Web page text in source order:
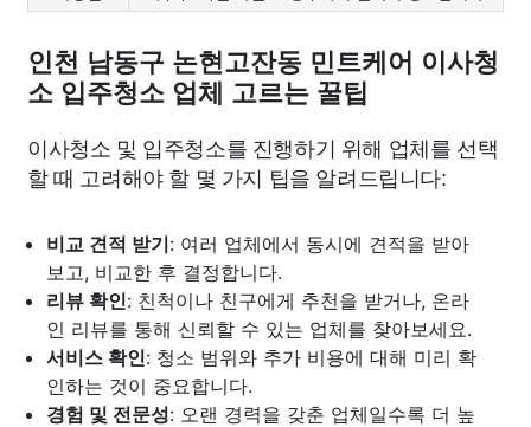
인천 남동구 논현고잔동 민트케어 이사청
소 입주청소 업체 고르는 꿀팁
이사청소 및 입주청소를 진행하기 위해 업체를 선택
할 때 고려해야 할 몇 가지 팁을 알려드립니다:
비교 견적 받기: 여러 업체에서 동시에 견적을 받아
보고, 비교한 후 결정합니다.
리뷰 확인: 친척이나 친구에게 추천을 받거나, 온라
인 리뷰를 통해 신뢰할 수 있는 업체를 찾아보세요.
서비스 확인: 청소 범위와 추가 비용에 대해 미리 확
인하는 것이 중요합니다.
경험 및 전문성: 오랜 경력을 갖춘 업체일수록 더 높